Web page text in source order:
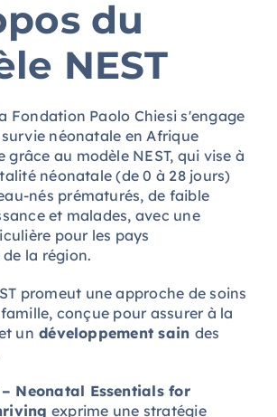
du
NEST
Fondation Paolo Chiesi s'engage
néonatale en Afrique
grâce au modèle NEST, qui vise à
néonatale (de 0 à 28 jours)
nés prématurés, de faible
et malades, avec une
pour les pays
la région.
promeut une approche de soins
conçue pour assurer à la
un développement sain des
– Neonatal Essentials for
exprime une stratégie